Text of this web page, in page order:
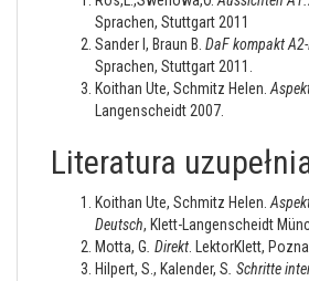
Sprachen, Stuttgart 2011
Sander I, Braun B. DaF kompakt
Sprachen, Stuttgart 2011.
Koithan Ute, Schmitz Helen.
Langenscheidt 2007.
Literatura
Koithan Ute, Schmitz Helen.
Deutsch, Klett-Langenscheidt
Motta, G . Direkt . LektorKlett,
Hilpert, S., Kalender, S . Schritte